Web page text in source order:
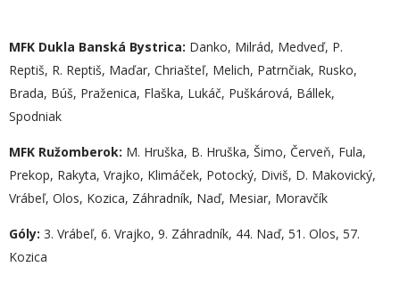
MFK Dukla Banská Bystrica: Danko, Milrád, Medveď, P.
Reptiš, R. Reptiš, Maďar, Chriašteľ, Melich, Patrnčiak, Rusko,
Brada, Búš, Praženica, Flaška, Lukáč, Puškárová, Bállek,
Spodniak
MFK Ružomberok: M. Hruška, B. Hruška, Šimo, Červeň, Fula,
Prekop, Rakyta, Vrajko, Klimáček, Potocký, Diviš, D. Makovický,
Vrábeľ, Olos, Kozica, Záhradník, Naď, Mesiar, Moravčík
Góly: 3. Vrábeľ, 6. Vrajko, 9. Záhradník, 44. Naď, 51. Olos, 57.
Kozica